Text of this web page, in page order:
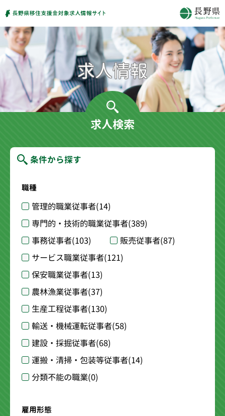
求人検索
条件から探す
職種
管理的職業従事者(14)
専門的・技術的職業従事者(389)
事務従事者(103) 販売従事者(87)
サービス職業従事者(121)
保安職業従事者(13)
農林漁業従事者(37)
生産工程従事者(130)
輸送・機械運転従事者(58)
建設・採掘従事者(68)
運搬・清掃・包装等従事者(14)
分類不能の職業(0)
雇用形態